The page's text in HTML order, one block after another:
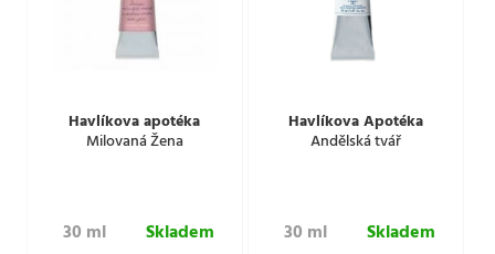
Havlíkova apotéka
Milovaná Žena
30 ml Skladem
Havlíkova Apotéka
Andělská tvář
30 ml Skladem